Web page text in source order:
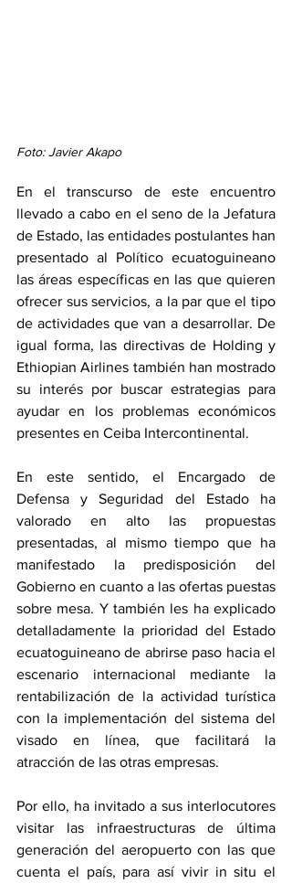
Foto: Javier Akapo
En el transcurso de este encuentro
llevado a cabo en el seno de la Jefatura
de Estado, las entidades postulantes han
presentado al Político ecuatoguineano
las áreas específicas en las que quieren
ofrecer sus servicios, a la par que el tipo
de actividades que van a desarrollar. De
igual forma, las directivas de Holding y
Ethiopian Airlines también han mostrado
su interés por buscar estrategias para
ayudar en los problemas económicos
presentes en Ceiba Intercontinental.
En este sentido, el Encargado de
Defensa y Seguridad del Estado ha
valorado en alto las propuestas
presentadas, al mismo tiempo que ha
manifestado la predisposición del
Gobierno en cuanto a las ofertas puestas
sobre mesa. Y también les ha explicado
detalladamente la prioridad del Estado
ecuatoguineano de abrirse paso hacia el
escenario internacional mediante la
rentabilización de la actividad turística
con la implementación del sistema del
visado en línea, que facilitará la
atracción de las otras empresas.
Por ello, ha invitado a sus interlocutores
visitar las infraestructuras de última
generación del aeropuerto con las que
cuenta el país, para así vivir in situ el